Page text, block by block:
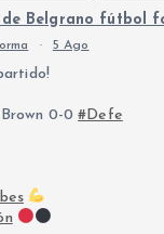
de Belgrano fútbol
· 5 Ago
0-0#Defe